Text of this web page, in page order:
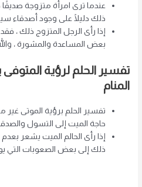
عندما ترى امرأة متزوجة صديقًا
ذلك دليلًا على وجود أصدقاء
إذا رأى الرجل المتزوج ذلك ،
بعض المساعدة والمشورة ،
تفسير الحلم لرؤية
المنام
تفسير الحلم برؤية الموتى غير
حاجة الميت إلى التسول
إذا رأى الحالم الميت يشعر بعدم
ذلك إلى بعض الصعوبات التي